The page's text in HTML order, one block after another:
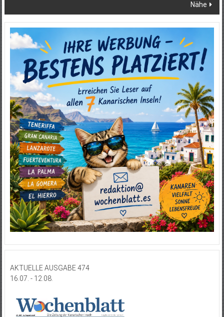
Nähe
AKTUELLE AUSGABE 474
16.07. - 12.08.